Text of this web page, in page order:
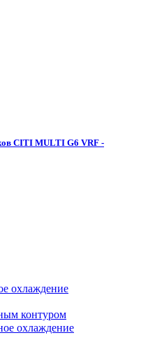
CITI MULTI G6 VRF -
охлаждение
контуром
охлаждение